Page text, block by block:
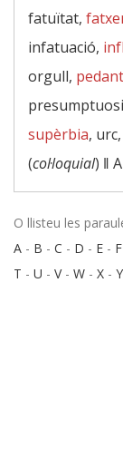
fatuïtat,
infatuació,
orgull,
supèrbia, urc,
(col·loquial) ‖
O llisteu les
A - B - C - D - E - F
T - U - V- W - X - Y